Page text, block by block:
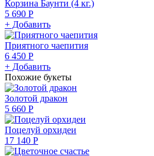
Корзина Баунти (4 кг.)
5 690 Р
+ Добавить
Приятного чаепития
6 450 Р
+ Добавить
Похожие букеты
Золотой дракон
5 660 Р
Поцелуй орхидеи
17 140 Р